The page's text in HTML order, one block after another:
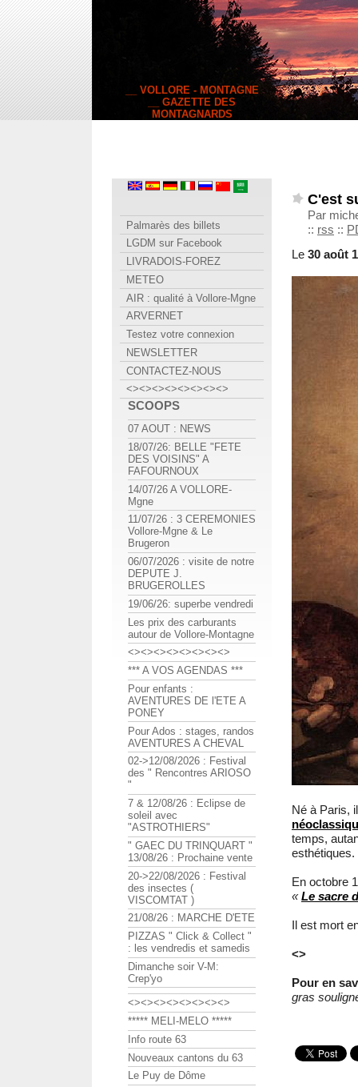
__ VOLLORE - MONTAGNE
__ GAZETTE DES
MONTAGNARDS
C'est
Par
:: rss ::
Le 30 août
Né à Paris,
temps,
esthétiques.
En octobre
«Le sacre
Il est mort
<>
Pour en
gras
Palmarès des billets
LGDM sur Facebook
LIVRADOIS-FOREZ
METEO
AIR : qualité à Vollore-Mgne
ARVERNET
Testez votre connexion
NEWSLETTER
CONTACTEZ-NOUS
<><><><><><><><>
SCOOPS
07 AOUT : NEWS
18/07/26: BELLE "FETE
DES VOISINS" A
FAFOURNOUX
14/07/26 A VOLLORE-
Mgne
11/07/26 : 3 CEREMONIES
Vollore-Mgne & Le
Brugeron
06/07/2026 : visite de notre
DEPUTE J.
BRUGEROLLES
19/06/26: superbe vendredi
Les prix des carburants
autour de Vollore-Montagne
<><><><><><><><>
*** A VOS AGENDAS ***
Pour enfants :
AVENTURES DE l'ETE A
PONEY
Pour Ados : stages, randos
AVENTURES A CHEVAL
02->12/08/2026 : Festival
des " Rencontres ARIOSO
"
7 & 12/08/26 : Eclipse de
soleil avec
"ASTROTHIERS"
" GAEC DU TRINQUART "
13/08/26 : Prochaine vente
20->22/08/2026 : Festival
des insectes (
VISCOMTAT )
21/08/26 : MARCHE D'ETE
PIZZAS " Click & Collect "
: les vendredis et samedis
Dimanche soir V-M:
Crep'yo
<><><><><><><><>
***** MELI-MELO *****
Info route 63
Nouveaux cantons du 63
Le Puy de Dôme